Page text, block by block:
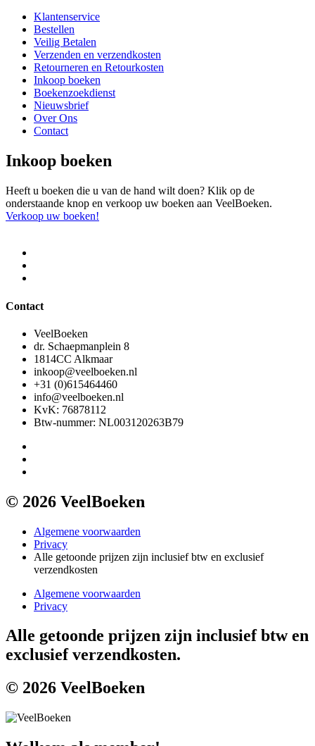
Klantenservice
Bestellen
Veilig Betalen
Verzenden en verzendkosten
Retourneren en Retourkosten
Inkoop boeken
Boekenzoekdienst
Nieuwsbrief
Over Ons
Contact
Inkoop boeken
Heeft u boeken die u van de hand wilt doen? Klik op de
onderstaande knop en verkoop uw boeken aan VeelBoeken.
Verkoop uw boeken!
Contact
VeelBoeken
dr. Schaepmanplein 8
1814CC Alkmaar
inkoop@veelboeken.nl
+31 (0)615464460
info@veelboeken.nl
KvK: 76878112
Btw-nummer: NL003120263B79
© 2026 VeelBoeken
Algemene voorwaarden
Privacy
Alle getoonde prijzen zijn inclusief btw en exclusief
verzendkosten
Algemene voorwaarden
Privacy
Alle getoonde prijzen zijn inclusief btw en
exclusief verzendkosten.
© 2026 VeelBoeken